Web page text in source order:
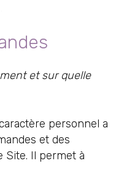
et sur quelle
personnel a
et des
Site. Il permet à